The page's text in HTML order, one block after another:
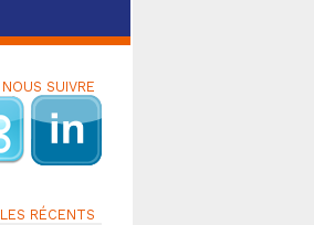
NOUS SUIVRE
RÉCENTS